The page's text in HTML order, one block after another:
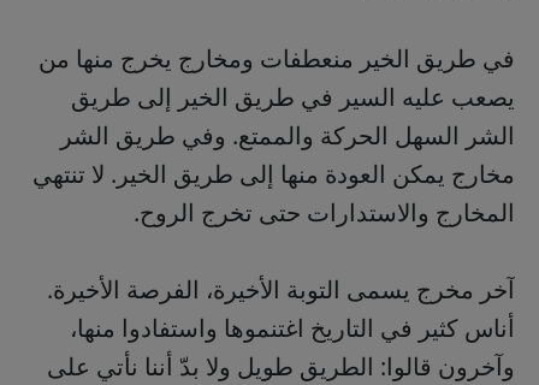
في طريق الخير منعطفات ومخارج يخرج منها من
يصعب عليه السير في طريق الخير إلى طريق
الشر السهل الحركة والممتع. وفي طريق الشر
مخارج يمكن العودة منها إلى طريق الخير. لا تنتهي
المخارج والاستدارات حتى تخرج الروح.
آخر مخرج يسمى التوبة الأخيرة، الفرصة الأخيرة.
أناس كثير في التاريخ اغتنموها واستفادوا منها،
وآخرون قالوا: الطريق طويل ولا بدّ أننا نأتي على